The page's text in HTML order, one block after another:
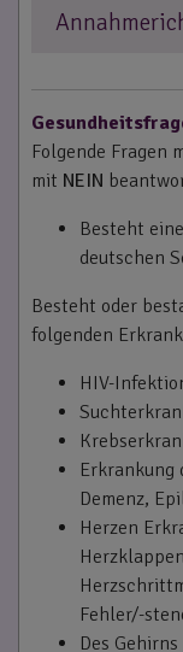
Folgende Fragen
mit NEIN
Besteht
deutschen
Besteht oder
folgenden
HIV-
Erkrankung
Demenz,
Herzen
Fehler/-
Des